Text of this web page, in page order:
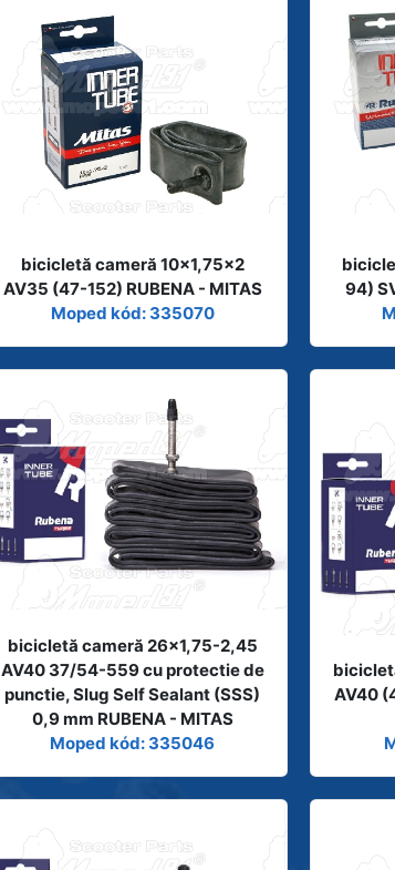
bicicletă cameră 10x1,75x2
AV35 (47-152) RUBENA - MITAS
Moped kód: 335070
94)
bicicletă cameră 26x1,75-2,45
AV40 37/54-559 cu protectie de
punctie, Slug Self Sealant (SSS)
0,9 mm RUBENA - MITAS
Moped kód: 335046
AV40